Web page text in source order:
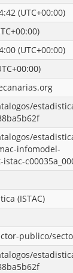
(UTC+00:00)
(UTC+00:00)
infomodel-
(ISTAC)
publico/